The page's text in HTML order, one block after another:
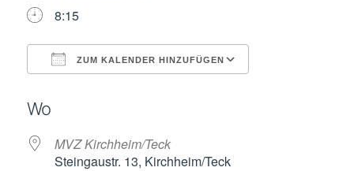
8:15
ZUM KALENDER HINZUFÜGEN
Wo
MVZ Kirchheim/Teck
Steingaustr. 13, Kirchheim/Teck